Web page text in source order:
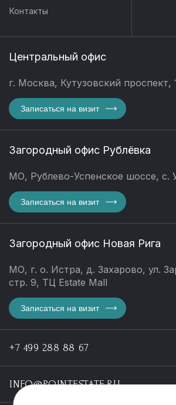
Контакты
Центральный офис
г. Москва, Кутузовский проспект,
Записаться на визит
Загородный офис Рублёвка
МО, Рублево-Успенское шоссе, с.
Записаться на визит
Загородный офис Новая Рига
МО, г. о. Истра, д. Захарово, ул.
стр. 9, ТЦ Estate Mall
Записаться на визит
+7 499 288 88 67
INFO@POINTESTATE.RU